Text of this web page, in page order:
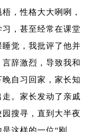
，性格大大咧咧，
，甚至经常在课堂
睡觉，我批评了他并
辞激烈，导致我和
自习回家，家长知
。家长发动了亲戚
搜寻，直到大半夜
这样的一位“刚